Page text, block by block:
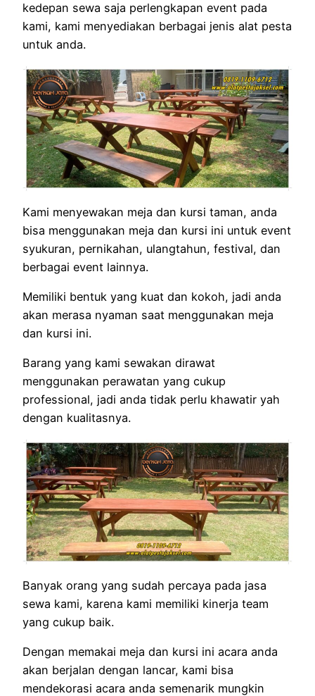
kedepan sewa saja perlengkapan event pada
kami, kami menyediakan berbagai jenis alat pesta
untuk anda.
Kami menyewakan meja dan kursi taman, anda
bisa menggunakan meja dan kursi ini untuk event
syukuran, pernikahan, ulangtahun, festival, dan
berbagai event lainnya.
Memiliki bentuk yang kuat dan kokoh, jadi anda
akan merasa nyaman saat menggunakan meja
dan kursi ini.
Barang yang kami sewakan dirawat
menggunakan perawatan yang cukup
professional, jadi anda tidak perlu khawatir yah
dengan kualitasnya.
Banyak orang yang sudah percaya pada jasa
sewa kami, karena kami memiliki kinerja team
yang cukup baik.
Dengan memakai meja dan kursi ini acara anda
akan berjalan dengan lancar, kami bisa
mendekorasi acara anda semenarik mungkin